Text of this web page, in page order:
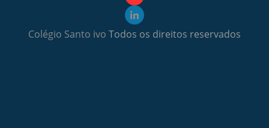
Colégio Santo ivo Todos os direitos reservados